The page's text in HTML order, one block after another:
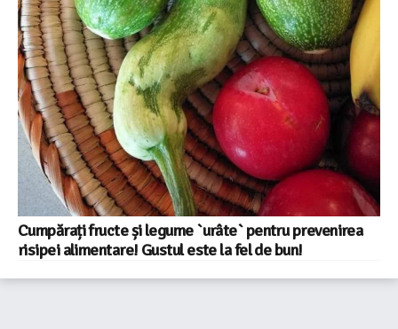
Cumpărați fructe și legume `urâte` pentru prevenirea
risipei alimentare! Gustul este la fel de bun!